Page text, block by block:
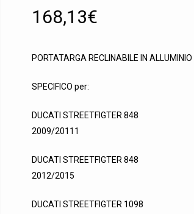
168,13€
PORTATARGA RECLINABILE IN ALLUMINIO
SPECIFICO per:
DUCATI STREETFIGTER 848
2009/20111
DUCATI STREETFIGTER 848
2012/2015
DUCATI STREETFIGTER 1098